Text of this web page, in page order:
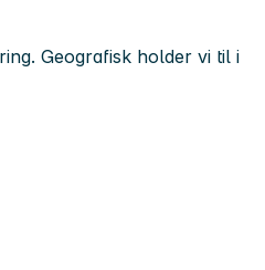
Geografisk holder vi til i